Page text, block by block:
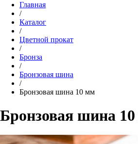
Главная
/
Каталог
/
Цветной прокат
/
Бронза
/
Бронзовая шина
/
Бронзовая шина 10 мм
Бронзовая шина